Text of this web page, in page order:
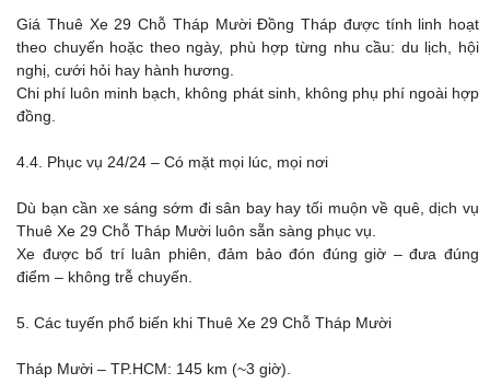
Giá Thuê Xe 29 Chỗ Tháp Mười Đồng Tháp được tính linh hoạt
theo chuyến hoặc theo ngày, phù hợp từng nhu cầu: du lịch, hội
nghị, cưới hỏi hay hành hương.
Chi phí luôn minh bạch, không phát sinh, không phụ phí ngoài hợp
đồng.
4.4. Phục vụ 24/24 – Có mặt mọi lúc, mọi nơi
Dù bạn cần xe sáng sớm đi sân bay hay tối muộn về quê, dịch vụ
Thuê Xe 29 Chỗ Tháp Mười luôn sẵn sàng phục vụ.
Xe được bố trí luân phiên, đảm bảo đón đúng giờ – đưa đúng
điểm – không trễ chuyến.
5. Các tuyến phổ biến khi Thuê Xe 29 Chỗ Tháp Mười
Tháp Mười – TP.HCM: 145 km (~3 giờ).